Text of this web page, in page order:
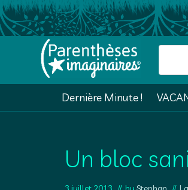
Passer
à
navigation
principale
Passer
au
principal
Passer
à
Passer
au
camping
nature
et
Header
Left
Dernière Minute !
Un bloc